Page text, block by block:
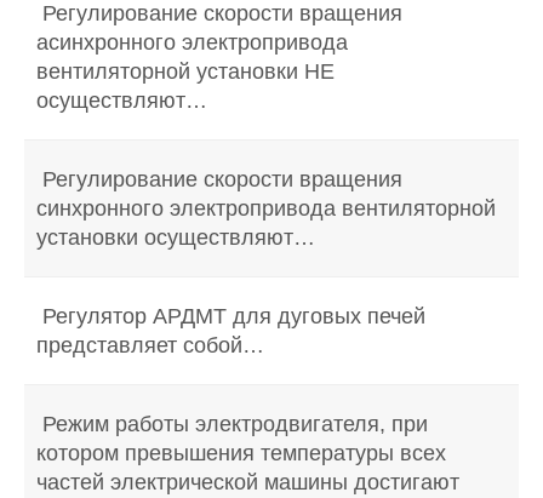
Регулирование скорости вращения
асинхронного электропривода
вентиляторной установки НЕ
осуществляют…
Регулирование скорости вращения
синхронного электропривода вентиляторной
установки осуществляют…
Регулятор АРДМТ для дуговых печей
представляет собой…
Режим работы электродвигателя, при
котором превышения температуры всех
частей электрической машины достигают